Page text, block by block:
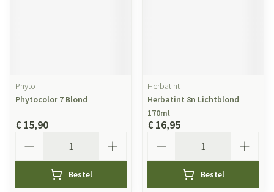
Phyto
Phytocolor 7 Blond
€ 15,90
Bestel
Herbatint
Herbatint 8n Lichtblond
170ml
€ 16,95
Bestel